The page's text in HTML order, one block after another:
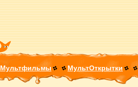
Мультфильмы МультОткрытки